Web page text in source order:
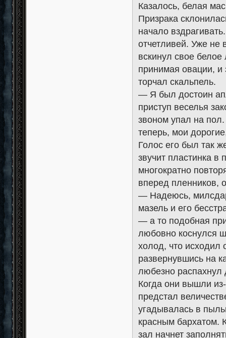
Казалось, белая
Призрака
начало
отчетливей. Уже не
вскинул свое белое
принимая овации, и
торчал скальпель.
— Я был достоин
приступ веселья
звоном упал на
теперь, мои
Голос его был так
звучит пластинка в
многократно
вперед пленников,
— Надеюсь,
мазель и его
— а то подобная
любовно коснулся
холод, что
развернувшись на
любезно
Когда они вышли
предстал
угадывалась в
красным бархатом.
зал начнет